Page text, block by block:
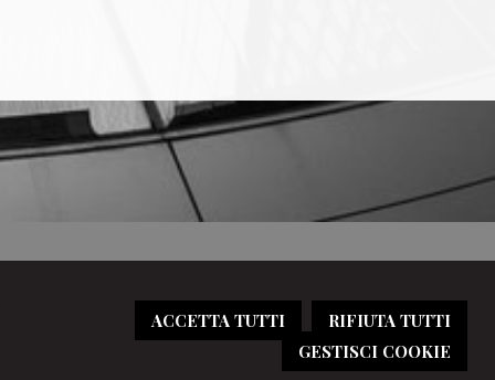
ACCETTA TUTTI
RIFIUTA TUTTI
GESTISCI COOKIE